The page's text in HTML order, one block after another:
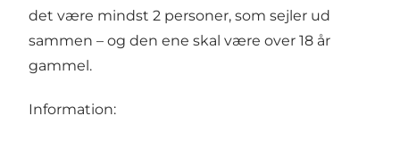
det være mindst 2 personer, som sejler ud
sammen – og den ene skal være over 18 år
gammel.
Information: